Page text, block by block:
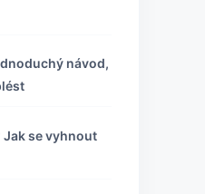
návod,
Jak se vyhnout